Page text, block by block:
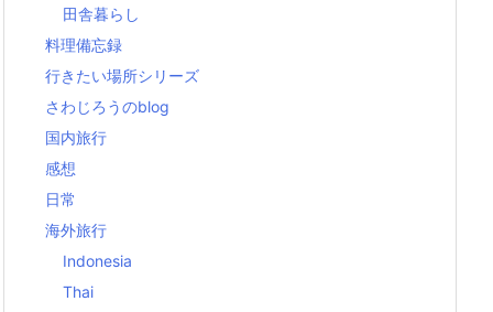
田舎暮らし
料理備忘録
行きたい場所シリーズ
さわじろうのblog
国内旅行
感想
日常
海外旅行
Indonesia
Thai